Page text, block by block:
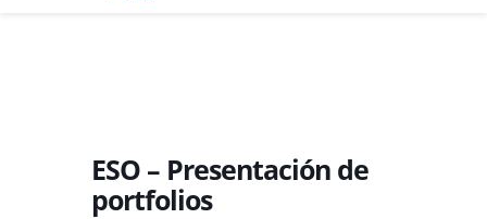
ESO – Presentación de
portfolios